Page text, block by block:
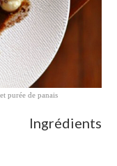
purée de panais
Ingrédients